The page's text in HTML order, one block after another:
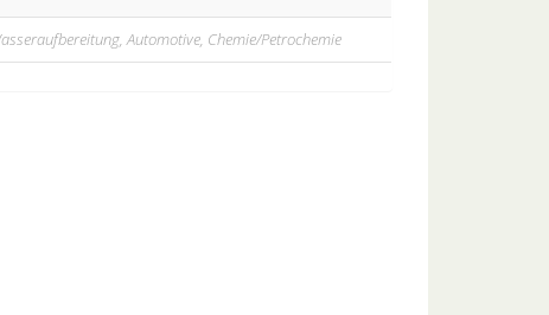
Automotive, Chemie/Petrochemie